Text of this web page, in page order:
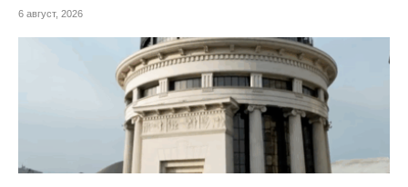
6 август, 2026